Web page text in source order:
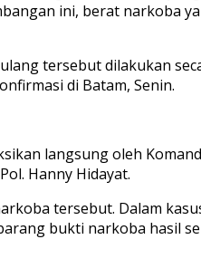
ini, berat narkoba
tersebut dilakukan
di Batam, Senin.
langsung oleh
Hanny Hidayat.
tersebut. Dalam
bukti narkoba hasil